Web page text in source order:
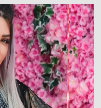
VİDEO GALERİ
KÜNYE
İLETİŞİM